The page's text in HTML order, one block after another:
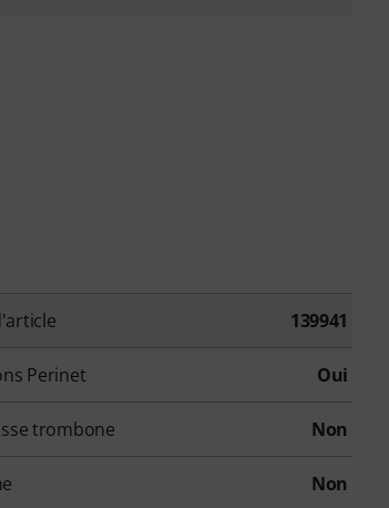
139941
Perinet Oui
trombone Non
Non